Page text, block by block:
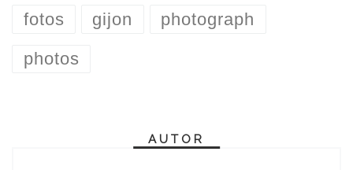
fotos gijon photograph
photos
AUTOR